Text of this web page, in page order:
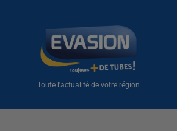
Toute l'actualité de votre région